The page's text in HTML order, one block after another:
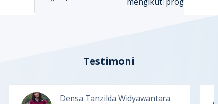
Testimoni
Densa Tanzilda Widyawantara